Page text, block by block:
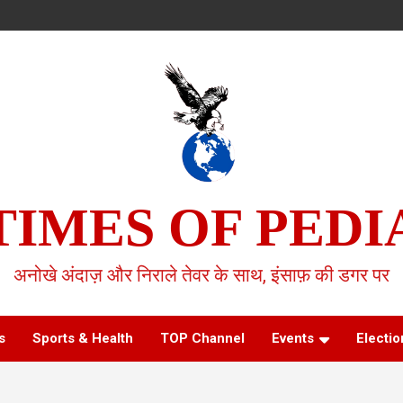
OF
अनोखे अंदाज़ और निराले तेवर के साथ, इंसाफ़ की डगर पर
Sports & Health TOP Channel Events